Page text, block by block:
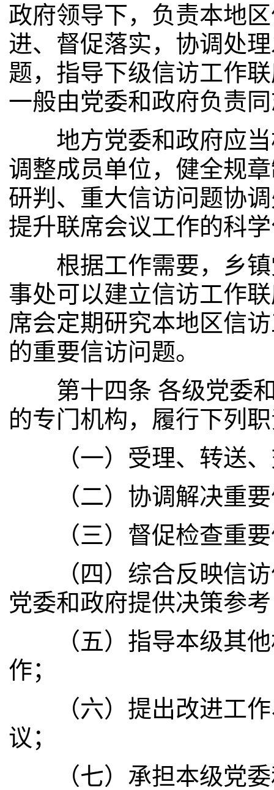
政府领导下，负责本地
进、督促落实，协调处
题，指导下级信访工作
一般由党委和政府负责
地方党委和政府应当
调整成员单位，健全规
研判、重大信访问题协
提升联席会议工作的科
根据工作需要，乡镇
事处可以建立信访工作
席会定期研究本地区信
的重要信访问题。
第十四条 各级党委和
的专门机构，履行下列
（一）受理、转送、
（二）协调解决重要
（三）督促检查重要
（四）综合反映信访
党委和政府提供决策参
（五）指导本级其他
作；
（六）提出改进工作
议；
（七）承担本级党委